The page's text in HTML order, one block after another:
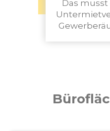
Das